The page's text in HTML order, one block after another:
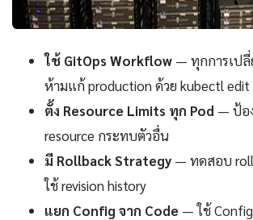
ใช้ GitOps Workflow — ทุกการเป
ห้ามแก้ production ด้วย kubectl edit
ตั้ง Resource Limits ทุก Pod — ป้อ
resource กระทบตัวอื่น
มี Rollback Strategy — ทดสอบ
ใช้ revision history
แยก Config จาก Code — ใช้